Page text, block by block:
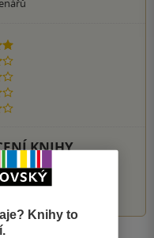
KNIHY
Knihy to